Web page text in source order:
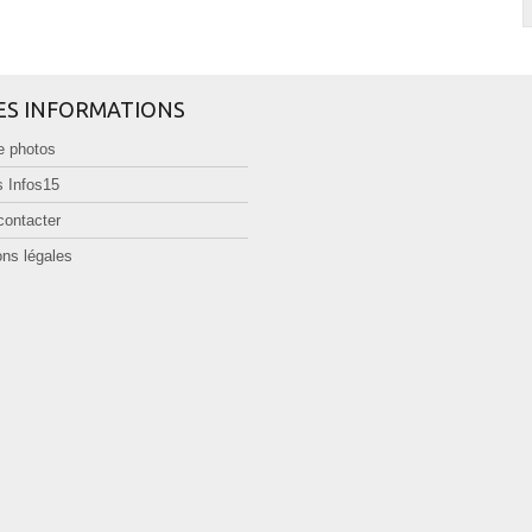
INFORMATIONS
photos
Infos15
légales